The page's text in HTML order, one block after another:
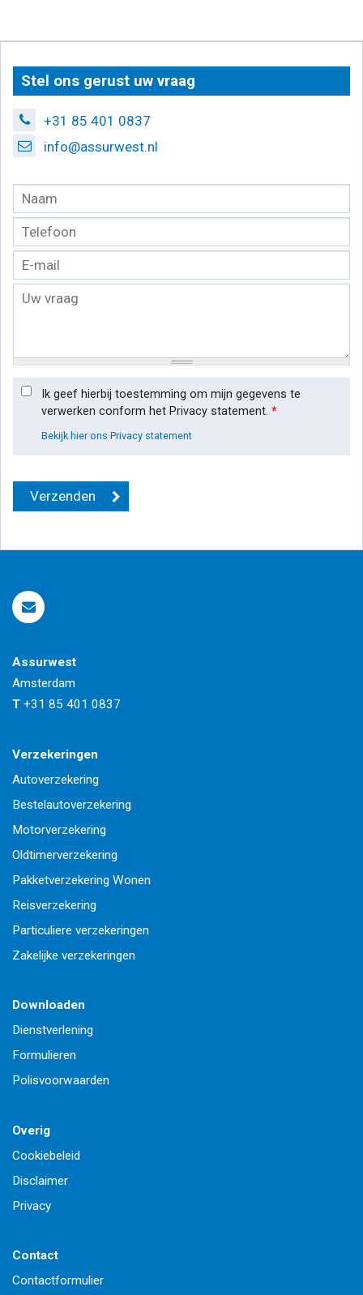
Stel ons gerust uw vraag
+31 85 401 0837
info@assurwest.nl
Ik geef hierbij toestemming om mijn gegevens te
verwerken conform het Privacy statement. *
Bekijk hier ons Privacy statement
Assurwest
Amsterdam
T +31 85 401 0837
Verzekeringen
Autoverzekering
Bestelautoverzekering
Motorverzekering
Oldtimerverzekering
Pakketverzekering Wonen
Reisverzekering
Particuliere verzekeringen
Zakelijke verzekeringen
Downloaden
Dienstverlening
Formulieren
Polisvoorwaarden
Overig
Cookiebeleid
Disclaimer
Privacy
Contact
Contactformulier